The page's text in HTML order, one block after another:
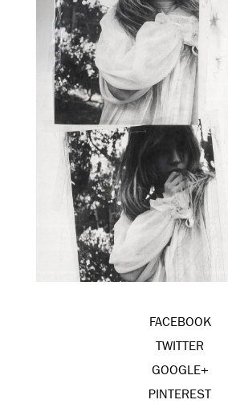
FACEBOOK
TWITTER
GOOGLE+
PINTEREST